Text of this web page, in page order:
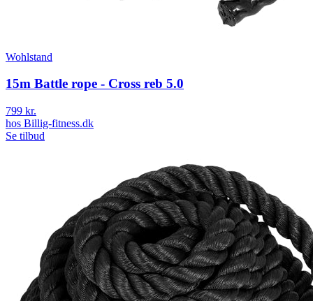
Wohlstand
15m Battle rope - Cross reb 5.0
799 kr.
hos Billig-fitness.dk
Se tilbud